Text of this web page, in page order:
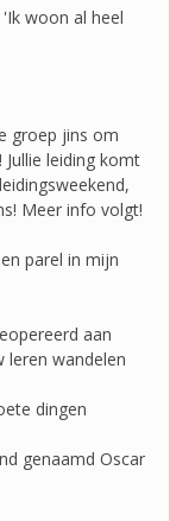
'Ik woon al heel
groep jins om
leiding komt
Meer info volgt!
parel in mijn
aan
wandelen
dingen
genaamd Oscar